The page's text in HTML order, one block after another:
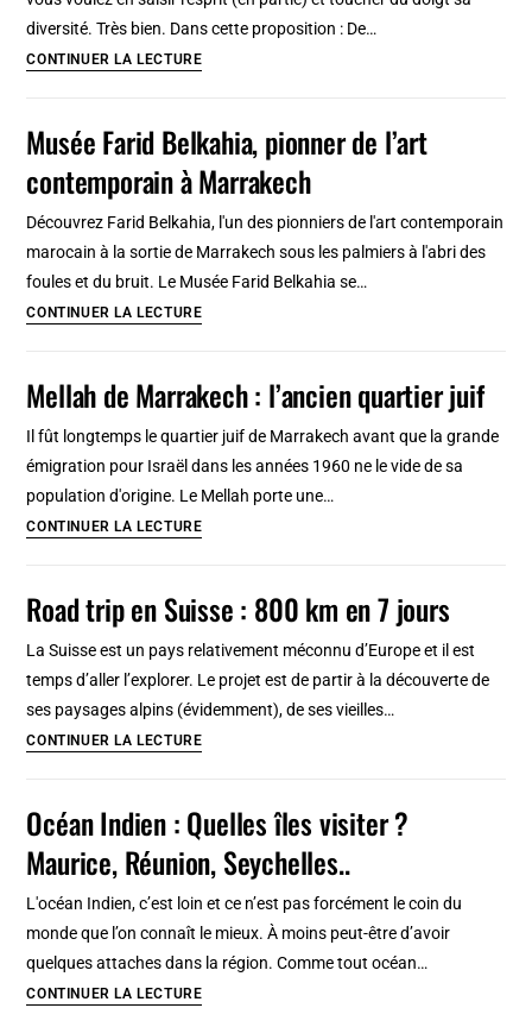
pour
un
diversité. Très bien. Dans cette proposition : De…
CONTINUER LA LECTUREVarsovie
jour
et
étapes
Musée Farid Belkahia, pionner de l’art
contemporain à Marrakech
Découvrez Farid Belkahia, l'un des pionniers de l'art contemporain
marocain à la sortie de Marrakech sous les palmiers à l'abri des
foules et du bruit. Le Musée Farid Belkahia se…
CONTINUER LA LECTUREMusée
pionner
de
l’art
contemporain
à
Mellah de Marrakech : l’ancien quartier juif
Il fût longtemps le quartier juif de Marrakech avant que la grande
émigration pour Israël dans les années 1960 ne le vide de sa
population d'origine. Le Mellah porte une…
CONTINUER LA LECTUREMellah
:
l’ancien
quartier
juif
Road trip en Suisse : 800 km en 7 jours
La Suisse est un pays relativement méconnu d’Europe et il est
temps d’aller l’explorer. Le projet est de partir à la découverte de
ses paysages alpins (évidemment), de ses vieilles…
CONTINUER LA LECTURERoad
Suisse
:
jours
Océan Indien : Quelles îles visiter ?
Maurice, Réunion, Seychelles..
L'océan Indien, c’est loin et ce n’est pas forcément le coin du
monde que l’on connaît le mieux. À moins peut-être d’avoir
quelques attaches dans la région. Comme tout océan…
CONTINUER LA LECTUREOcéan